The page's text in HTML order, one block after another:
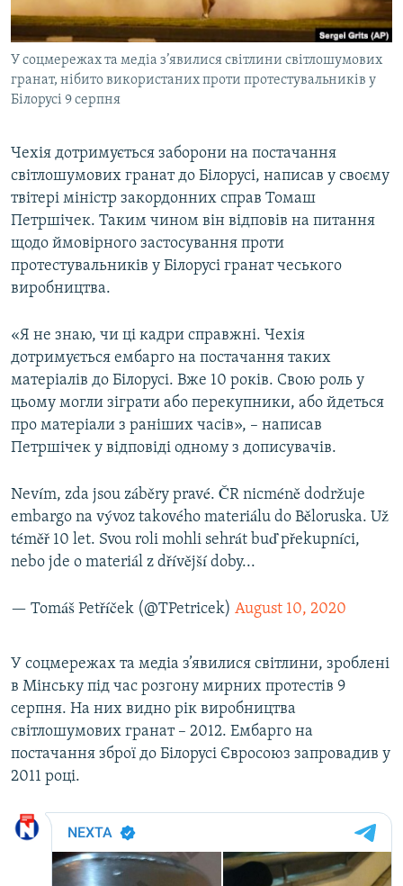
СВІДЧЕННЯ ОКУПАЦІЇ
УКРАЇНСЬКА ПРОБЛЕМА КРИМУ
ІНФОГРАФІКА
Русский
Qırımtatar
ДОЛУЧАЙСЯ!
Усі сайти RFE/RL
У соцмережах та медіа з’явилися світлини світлошумових
гранат, нібито використаних проти протестувальників у
Білорусі 9 серпня
Чехія дотримується заборони на постачання
світлошумових гранат до Білорусі, написав у своєму
твітері міністр закордонних справ Томаш
Петршічек. Таким чином він відповів на питання
щодо ймовірного застосування проти
протестувальників у Білорусі гранат чеського
виробництва.
«Я не знаю, чи ці кадри справжні. Чехія
дотримується ембарго на постачання таких
матеріалів до Білорусі. Вже 10 років. Свою роль у
цьому могли зіграти або перекупники, або йдеться
про матеріали з раніших часів», – написав
Петршічек у відповіді одному з дописувачів.
Nevím, zda jsou záběry pravé. ČR nicméně dodržuje
embargo na vývoz takového materiálu do Běloruska. Už
téměř 10 let. Svou roli mohli sehrát buď překupníci,
nebo jde o materiál z dřívější doby...
— Tomáš Petříček (@TPetricek) August 10, 2020
У соцмережах та медіа з’явилися світлини, зроблені
в Мінську під час розгону мирних протестів 9
серпня. На них видно рік виробництва
світлошумових гранат – 2012. Ембарго на
постачання зброї до Білорусі Євросоюз запровадив у
2011 році.